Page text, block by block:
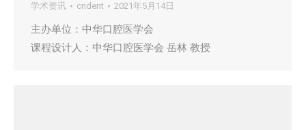
学术资讯 cndent 2021年5月14日
主办单位：中华口腔医学会
课程设计人：中华口腔医学会 岳林 教授